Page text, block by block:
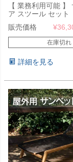
【 業務利用可能 】
ア スツール セット
ハイバックチェア +
2点セット
Highback Chair &
）」 業務用
販売価格 ¥
在庫切れ
詳細を見る